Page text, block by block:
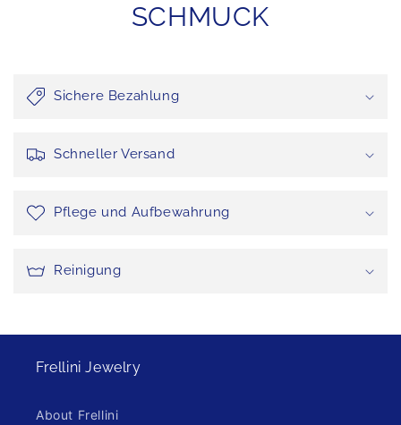
SCHMUCK
Sichere Bezahlung
Schneller Versand
Pflege und Aufbewahrung
Reinigung
Frellini Jewelry
About Frellini